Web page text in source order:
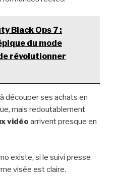
Black Ops 7 :
du mode
révolutionner
découper ses achats en
mais redoutablement
vidéo arrivent presque en
existe, si le suivi presse
visée est claire.